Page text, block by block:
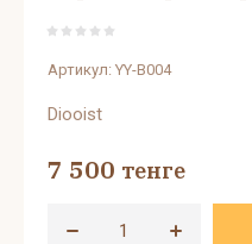
Артикул: YY-B004
Diooist
7 500 тенге